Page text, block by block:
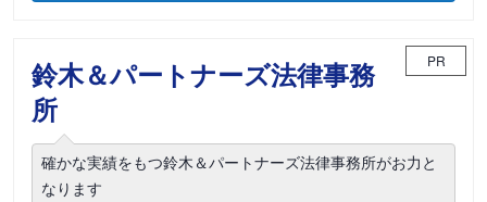
鈴木＆パートナーズ法律事務
所
PR
確かな実績をもつ鈴木＆パートナーズ法律事務所がお力と
なります